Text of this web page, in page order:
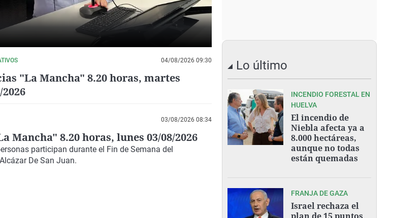
04/08/2026 09:30
"La Mancha" 8.20 horas, martes
03/08/2026 08:34
Mancha" 8.20 horas, lunes 03/08/2026
participan durante el Fin de Semana del
De San Juan.
Lo último
INCENDIO FORESTAL EN
HUELVA
El incendio de
Niebla afecta ya a
8.000 hectáreas,
aunque no todas
están quemadas
FRANJA DE GAZA
Israel rechaza el